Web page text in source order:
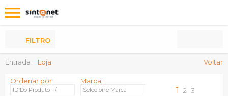
Entrada Loja Voltar
FILTRO
Ordenar por
ID Do Produto +/-
Marca:
Selecione Marca 1 2 3